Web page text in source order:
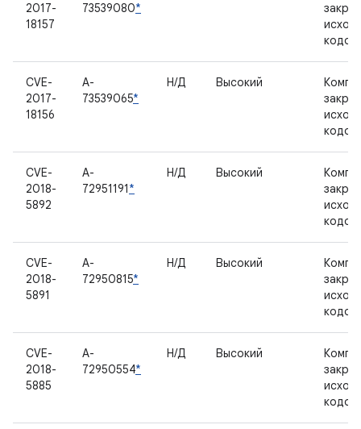
2017-
18157
73539080*
кодом
CVE-
2017-
18156
A-
73539065*
Н/Д Высокий
кодом
CVE-
2018-
5892
A-
72951191*
Н/Д Высокий
кодом
CVE-
2018-
5891
A-
72950815*
Н/Д Высокий
кодом
CVE-
2018-
5885
A-
72950554*
Н/Д Высокий
кодом